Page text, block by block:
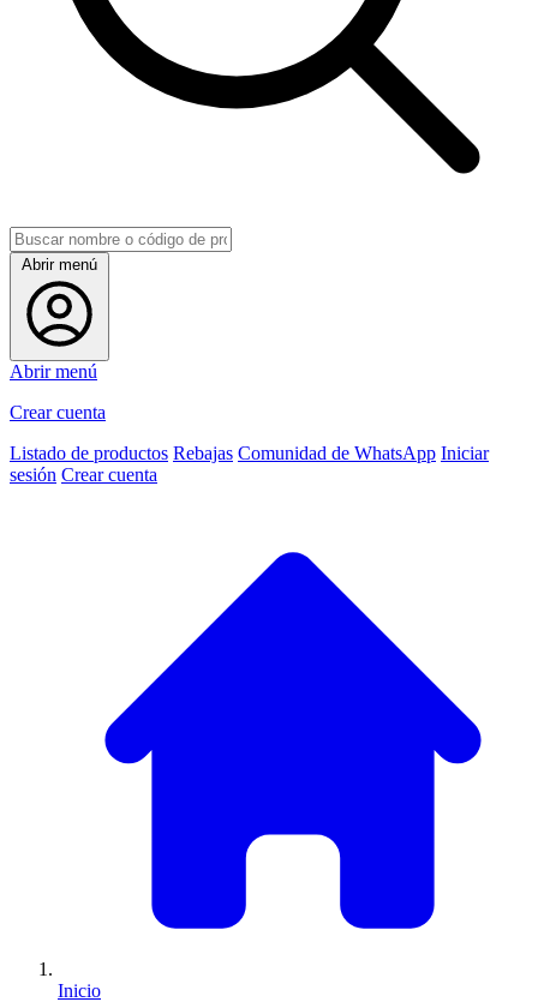
Abrir menú
Abrir menú
Crear cuenta
Listado de productos Rebajas Comunidad de WhatsApp Iniciar
sesión Crear cuenta
Inicio